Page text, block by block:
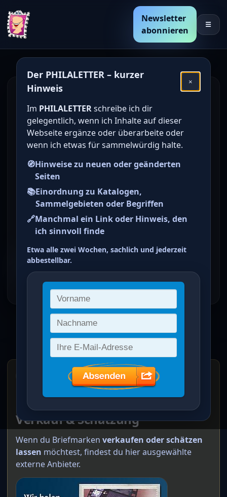
Newsletter
abonnieren
☰
Der PHILALETTER – kurzer
Hinweis
×
Im PHILALETTERschreibe ich dir
gelegentlich, wenn ich Inhalte auf dieser
Webseite ergänze oder überarbeite oder
wenn ich etwas für sammelwürdig halte.
🧭Hinweise zu neuen oder geänderten
Seiten
📚Einordnung zu Katalogen,
Sammelgebieten oder Begriffen
🔗Manchmal ein Link oder Hinweis, den
ich sinnvoll finde
Etwa alle zwei Wochen, sachlich und jederzeit
abbestellbar.
Briefmarkenversand Fickert
Briefmarken-Auktionshaus aus Berlin
Adresse
D-12555 Berlin, Kiekebuschstr. 7
Telefon
0 30 / 65 33 71 6
0 30 / 65 33 71 6
E-Mail
Homepage
Auktionsseite
🔸 Externe Anlaufstellen (Werbung)
Externe Anlaufstellen für
Verkauf & Schätzung
Wenn du Briefmarken verkaufen oder schätzen
lassen möchtest, findest du hier ausgewählte
externe Anbieter.